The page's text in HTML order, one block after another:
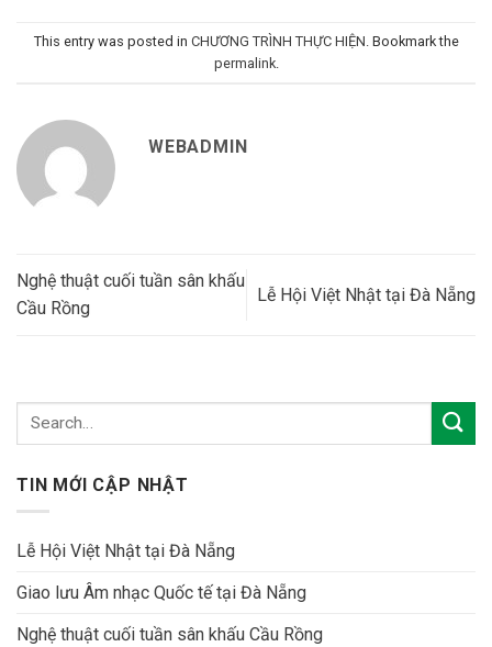
This entry was posted in CHƯƠNG TRÌNH THỰC HIỆN . Bookmark the
permalink.
WEBADMIN
Nghệ thuật cuối tuần sân khấu
Cầu Rồng
Lễ Hội Việt Nhật tại Đà Nẵng
TIN MỚI CẬP NHẬT
Lễ Hội Việt Nhật tại Đà Nẵng
Giao lưu Âm nhạc Quốc tế tại Đà Nẵng
Nghệ thuật cuối tuần sân khấu Cầu Rồng